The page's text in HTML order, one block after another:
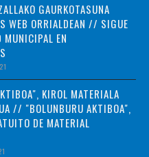
GAURKOTASUNA
WEB ORRIALDEAN // SIGUE
MUNICIPAL EN
KIROL MATERIALA
// "BOLUNBURU AKTIBOA",
DE MATERIAL